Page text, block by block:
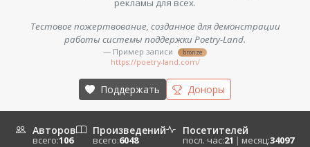
рекламы для всех.
Тестовое пожертвование, созданное для демонстрации
работы системы поддержки Poetry-Land.
— Пример записи bronze
https://poetry-land.com/
Поддержать Доноры
Авторов
всего:106
Произведений
всего:6048
Посетителей
посл. час:21 | месяц:34097